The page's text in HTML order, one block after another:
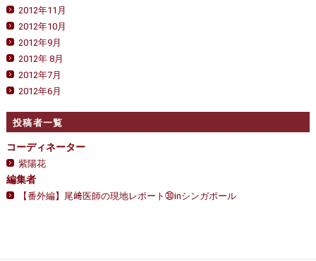
2012年11月
2012年10月
2012年9月
2012年 8月
2012年7月
2012年6月
投稿者一覧
コーディネーター
紫陽花
編集者
【番外編】尾﨑医師の現地レポート㉚inシンガポール